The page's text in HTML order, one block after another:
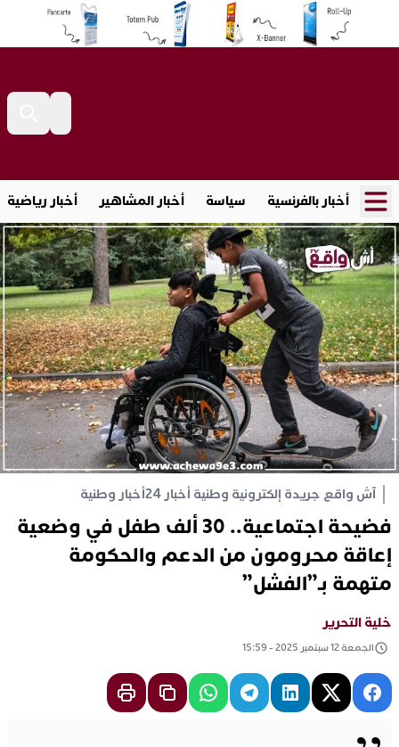
أخبار بالفرنسية سياسة أخبار المشاهير أخبار رياضية
آش واقع جريدة إلكترونية وطنية أخبار 24 أخبار وطنية
فضيحة اجتماعية.. 30 ألف طفل في وضعية
إعاقة محرومون من الدعم والحكومة
متهمة بـ”الفشل”
خلية التحرير
الجمعة 12 سبتمبر 2025 - 15:59